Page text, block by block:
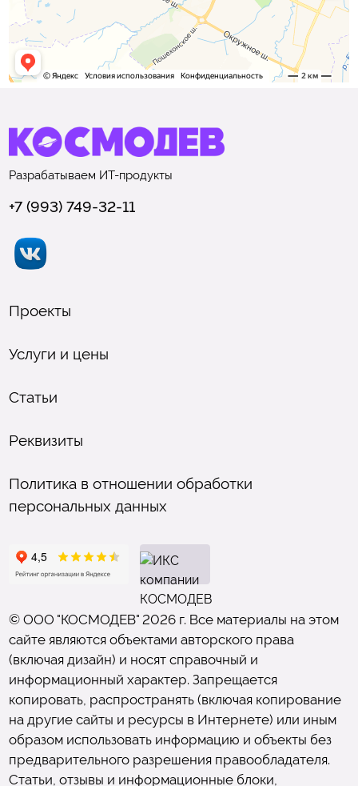
Разрабатываем ИТ-продукты
+7 (993) 749-32-11
Проекты
Услуги и цены
Статьи
Реквизиты
Политика в отношении обработки
персональных данных
© ООО "КОСМОДЕВ" 2026 г. Все материалы на этом
сайте являются объектами авторского права
(включая дизайн) и носят справочный и
информационный характер. Запрещается
копировать, распространять (включая копирование
на другие сайты и ресурсы в Интернете) или иным
образом использовать информацию и объекты без
предварительного разрешения правообладателя.
Статьи, отзывы и информационные блоки,